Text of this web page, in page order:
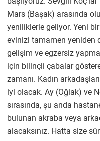
Mars (Başak) arasında
yeniliklerle geliyor. Yeni
evinizi tamamen yeniden
gelişim ve egzersiz
için bilinçli çabalar
zamanı. Kadın
iyi olacak. Ay (Oğlak) ve
sırasında, şu anda
bulunan akraba veya
alacaksınız. Hatta size